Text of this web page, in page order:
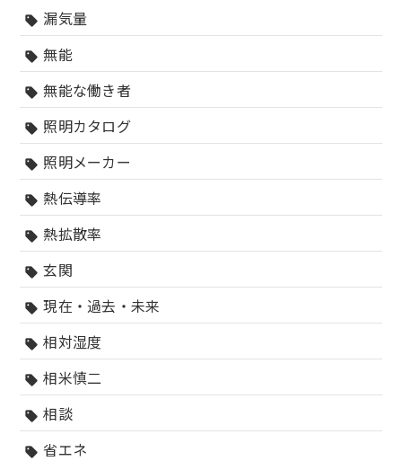
sell 漏気量
sell 無能
sell 無能な働き者
sell 照明カタログ
sell 照明メーカー
sell 熱伝導率
sell 熱拡散率
sell 玄関
sell 現在・過去・未来
sell 相対湿度
sell 相米慎二
sell 相談
sell 省エネ